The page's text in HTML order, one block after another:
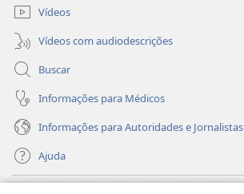
Vídeos
Vídeos com audiodescrições
Buscar
Informações para Médicos
Informações para Autoridades e Jornalistas
Ajuda